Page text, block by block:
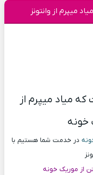
میپرم از وانتونز
میاد میپرم از
خونه
در خدمت شما هستیم با
از موریک خونه